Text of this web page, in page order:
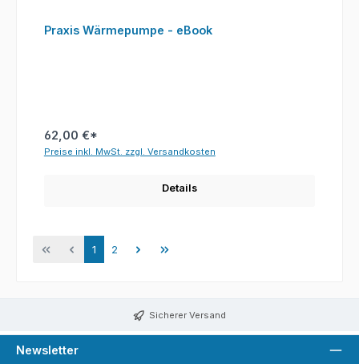
Praxis Wärmepumpe - eBook
62,00 €*
Preise inkl. MwSt. zzgl. Versandkosten
Details
Seite
1 Seite
2
Sicherer Versand
Newsletter